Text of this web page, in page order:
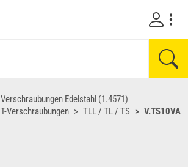
Verschraubungen Edelstahl (1.4571)
T-Verschraubungen TLL / TL / TS V.TS10VA